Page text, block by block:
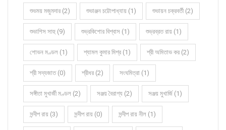
শুভময় মজুমদার (2) শুভাঞ্জন চট্টোপাধ্যায় (1) শুভায়ন চক্রবর্তী (2)
শুভাশিস সাহু (9) শুভ্রকিশোর বিশ্বাস (1) শুভ্রব্রত রায় (1)
শোভন মণ্ডল (1) শ্যামল কুমার মিশ্র (1) শ্রী অমিতাভ কর (2)
শ্রী সদ্যজাত (0) শ্রীধর (2) সংঘমিত্রা (1)
সঙ্গীতা মুখার্জী মণ্ডল (2) সঞ্জয় বৈরাগ্য (2) সঞ্জয় মুখার্জি (1)
সন্দীপ রায় (3) সন্দীপ রায় (0) সন্দীপ রায় নীল (1)